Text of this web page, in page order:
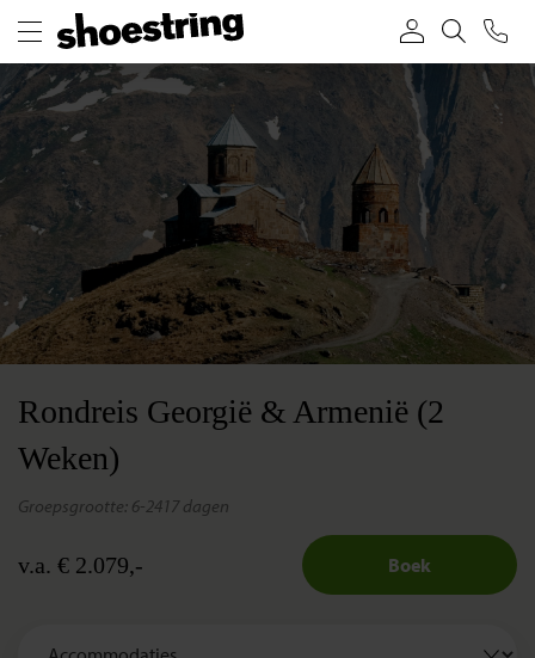
Rondreis Georgië & Armenië (2
Weken)
Boek
v.a. € 2.079,-
groepsgrootte: 6-24 17 dagen